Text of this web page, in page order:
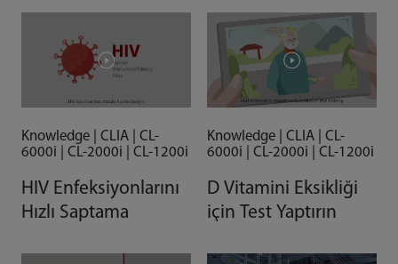
Knowledge | CLIA | CL-
6000i | CL-2000i | CL-1200i
HIV Enfeksiyonlarını
Hızlı Saptama
Knowledge | CLIA | CL-
6000i | CL-2000i | CL-1200i
D Vitamini Eksikliği
için Test Yaptırın